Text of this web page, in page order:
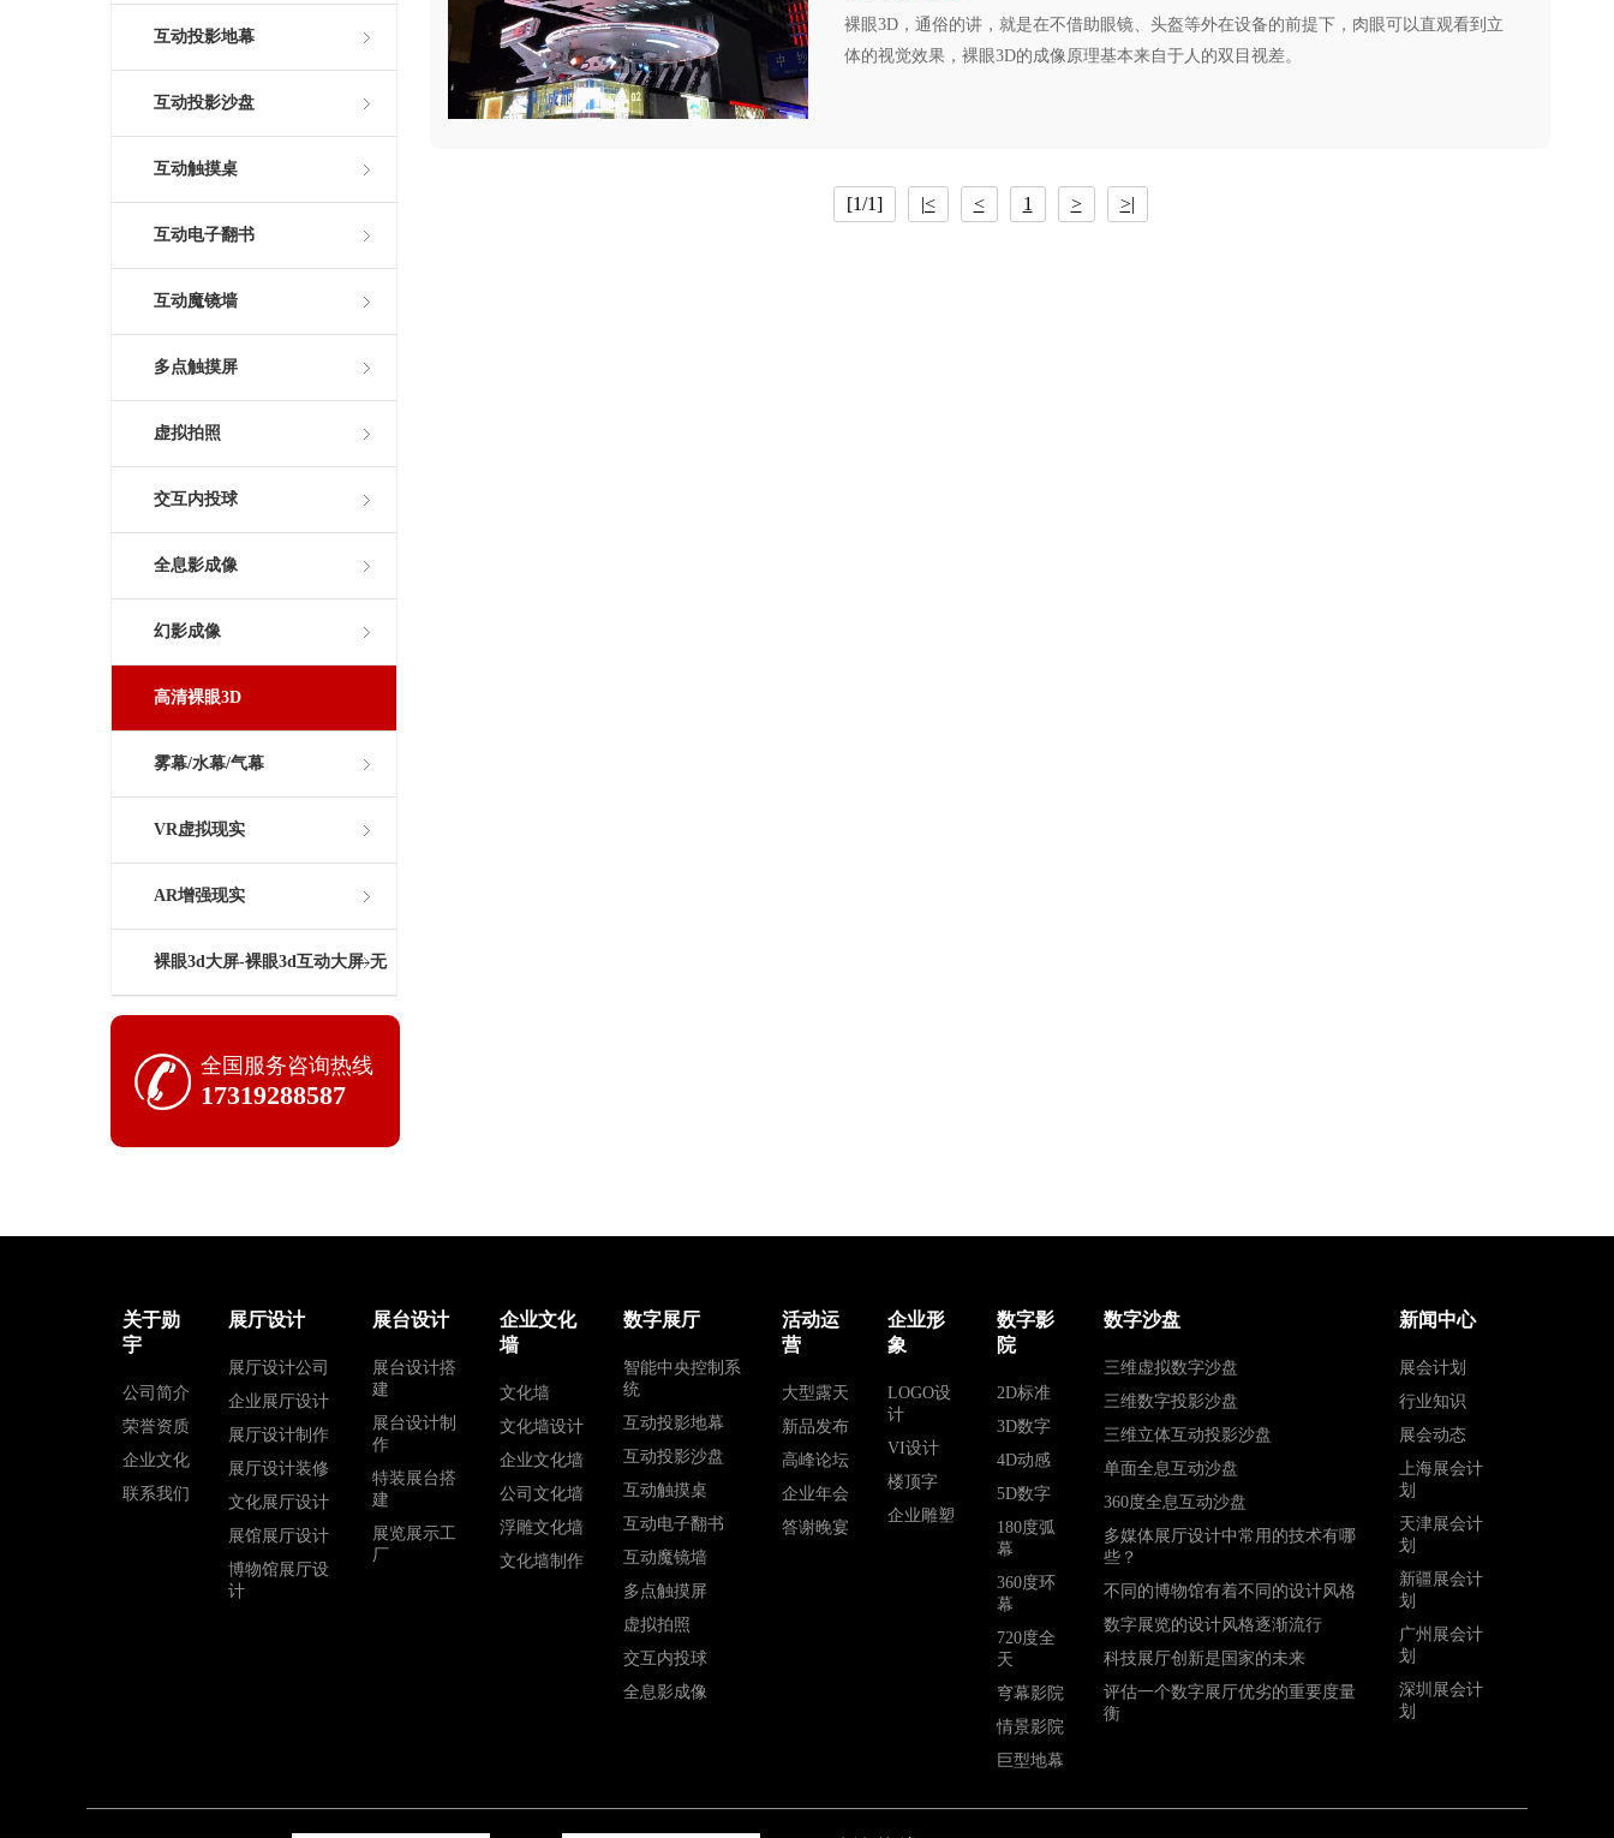
裸眼3D，通俗的讲，就是在不借助眼镜、头盔等外在设备的前提下，肉眼可以直观看到立
体的视觉效果，裸眼3D的成像原理基本来自于人的双目视差。
[1/1] |< < 1 > >|
互动投影地幕
互动投影沙盘
互动触摸桌
互动电子翻书
互动魔镜墙
多点触摸屏
虚拟拍照
交互内投球
全息影成像
幻影成像
高清裸眼3D
雾幕/水幕/气幕
VR虚拟现实
AR增强现实
裸眼3d大屏-裸眼3d互动大屏-无
全国服务咨询热线
17319288587
关于勋
宇
公司简介
荣誉资质
企业文化
联系我们
展厅设计
展厅设计公司
企业展厅设计
展厅设计制作
展厅设计装修
文化展厅设计
展馆展厅设计
博物馆展厅设
计
展台设计
展台设计搭
建
展台设计制
作
特装展台搭
建
展览展示工
厂
企业文化
墙
文化墙
文化墙设计
企业文化墙
公司文化墙
浮雕文化墙
文化墙制作
数字展厅
智能中央控制系
统
互动投影地幕
互动投影沙盘
互动触摸桌
互动电子翻书
互动魔镜墙
多点触摸屏
虚拟拍照
交互内投球
全息影成像
活动运
营
大型露天
新品发布
高峰论坛
企业年会
答谢晚宴
企业形
象
LOGO设
计
VI设计
楼顶字
企业雕塑
数字影
院
2D标准
3D数字
4D动感
5D数字
180度弧
幕
360度环
幕
720度全
天
穹幕影院
情景影院
巨型地幕
数字沙盘
三维虚拟数字沙盘
三维数字投影沙盘
三维立体互动投影沙盘
单面全息互动沙盘
360度全息互动沙盘
多媒体展厅设计中常用的技术有哪
些？
不同的博物馆有着不同的设计风格
数字展览的设计风格逐渐流行
科技展厅创新是国家的未来
评估一个数字展厅优劣的重要度量
衡
新闻中心
展会计划
行业知识
展会动态
上海展会计
划
天津展会计
划
新疆展会计
划
广州展会计
划
深圳展会计
划